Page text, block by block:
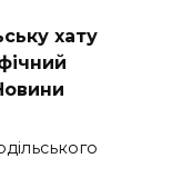
хату